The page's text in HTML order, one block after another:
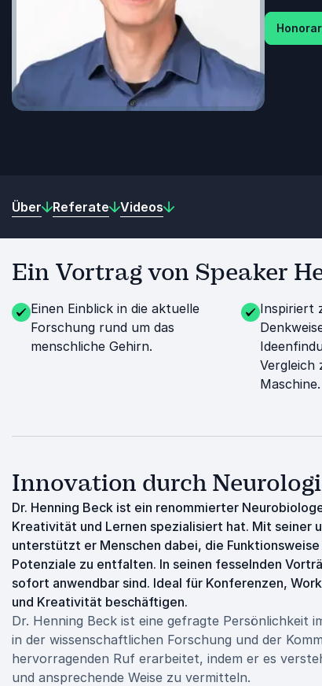
Über Referate Videos
Ein Vortrag von Speaker
Einen Einblick in die aktuelle
Forschung rund um das
menschliche Gehirn.
Inspiriert
Vergleich
Maschine.
Innovation durch
Dr. Henning Beck ist ein renommierter
Kreativität und Lernen spezialisiert hat. Mit seiner
unterstützt er Menschen dabei, die
Potenziale zu entfalten. In seinen fesselnden
sofort anwendbar sind. Ideal für Konferenzen,
und Kreativität beschäftigen.
Dr. Henning Beck ist eine gefragte Persönlichkeit
in der wissenschaftlichen Forschung und der
hervorragenden Ruf erarbeitet, indem er es
und ansprechende Weise zu vermitteln.